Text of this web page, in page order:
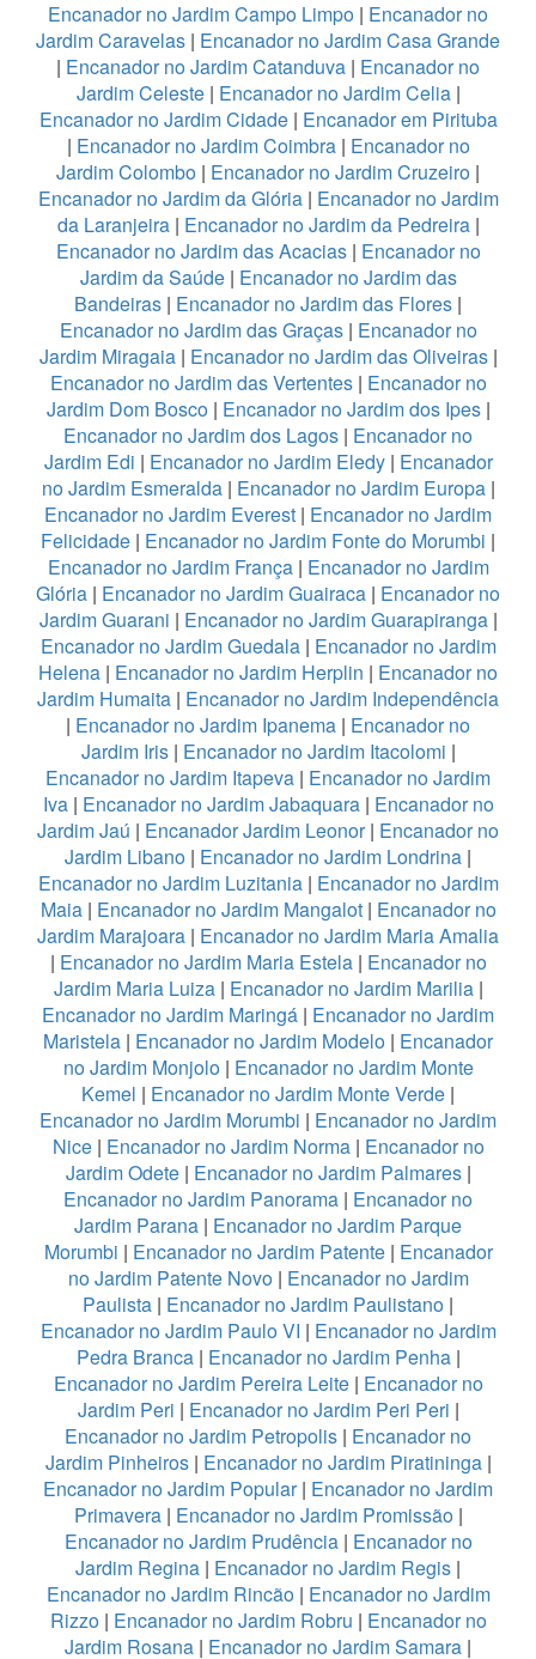
Encanador no Jardim Campo Limpo | Encanador no
Jardim Caravelas | Encanador no Jardim Casa Grande
| Encanador no Jardim Catanduva | Encanador no
Jardim Celeste| Encanador no Jardim Celia|
Encanador no Jardim Cidade| Encanador em Pirituba
| Encanador no Jardim Coimbra| Encanador no
Jardim Colombo | Encanador no Jardim Cruzeiro |
Encanador no Jardim da Glória| Encanador no Jardim
da Laranjeira| Encanador no Jardim da Pedreira|
Encanador no Jardim das Acacias| Encanador no
Jardim da Saúde| Encanador no Jardim das
Bandeiras | Encanador no Jardim das Flores |
Encanador no Jardim das Graças| Encanador no
Jardim Miragaia| Encanador no Jardim das Oliveiras|
Encanador no Jardim das Vertentes| Encanador no
Jardim Dom Bosco| Encanador no Jardim dos Ipes|
Encanador no Jardim dos Lagos | Encanador no
Jardim Edi | Encanador no Jardim Eledy| Encanador
no Jardim Esmeralda| Encanador no Jardim Europa|
Encanador no Jardim Everest | Encanador no Jardim
Felicidade | Encanador no Jardim Fonte do Morumbi |
Encanador no Jardim França| Encanador no Jardim
Glória | Encanador no Jardim Guairaca | Encanador no
Jardim Guarani | Encanador no Jardim Guarapiranga|
Encanador no Jardim Guedala| Encanador no Jardim
Helena | Encanador no Jardim Herplin | Encanador no
Jardim Humaita | Encanador no Jardim Independência
| Encanador no Jardim Ipanema | Encanador no
Jardim Iris| Encanador no Jardim Itacolomi |
Encanador no Jardim Itapeva | Encanador no Jardim
Iva| Encanador no Jardim Jabaquara| Encanador no
Jardim Jaú | Encanador Jardim Leonor| Encanador no
Jardim Libano | Encanador no Jardim Londrina |
Encanador no Jardim Luzitania| Encanador no Jardim
Maia| Encanador no Jardim Mangalot| Encanador no
Jardim Marajoara | Encanador no Jardim Maria Amalia
| Encanador no Jardim Maria Estela| Encanador no
Jardim Maria Luiza| Encanador no Jardim Marilia|
Encanador no Jardim Maringá | Encanador no Jardim
Maristela | Encanador no Jardim Modelo | Encanador
no Jardim Monjolo| Encanador no Jardim Monte
Kemel | Encanador no Jardim Monte Verde |
Encanador no Jardim Morumbi | Encanador no Jardim
Nice| Encanador no Jardim Norma| Encanador no
Jardim Odete| Encanador no Jardim Palmares|
Encanador no Jardim Panorama | Encanador no
Jardim Parana | Encanador no Jardim Parque
Morumbi | Encanador no Jardim Patente| Encanador
no Jardim Patente Novo| Encanador no Jardim
Paulista | Encanador no Jardim Paulistano |
Encanador no Jardim Paulo VI | Encanador no Jardim
Pedra Branca| Encanador no Jardim Penha|
Encanador no Jardim Pereira Leite| Encanador no
Jardim Peri | Encanador no Jardim Peri Peri |
Encanador no Jardim Petropolis | Encanador no
Jardim Pinheiros| Encanador no Jardim Piratininga|
Encanador no Jardim Popular| Encanador no Jardim
Primavera| Encanador no Jardim Promissão|
Encanador no Jardim Prudência| Encanador no
Jardim Regina | Encanador no Jardim Regis |
Encanador no Jardim Rincão| Encanador no Jardim
Rizzo| Encanador no Jardim Robru | Encanador no
Jardim Rosana | Encanador no Jardim Samara |